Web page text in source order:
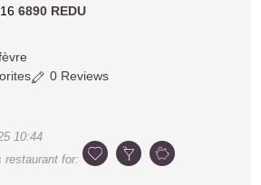
166890 REDU
0 Reviews
10:44
restaurant for: